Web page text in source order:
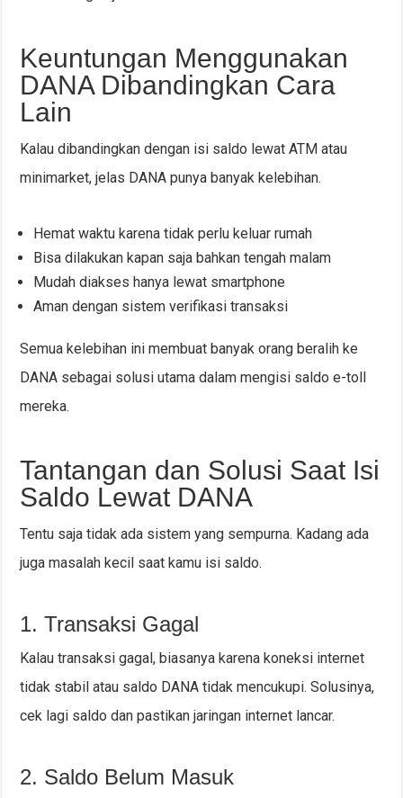
Keuntungan Menggunakan
DANA Dibandingkan Cara
Lain
Kalau dibandingkan dengan isi saldo lewat ATM atau
minimarket, jelas DANA punya banyak kelebihan.
Hemat waktu karena tidak perlu keluar rumah
Bisa dilakukan kapan saja bahkan tengah malam
Mudah diakses hanya lewat smartphone
Aman dengan sistem verifikasi transaksi
Semua kelebihan ini membuat banyak orang beralih ke
DANA sebagai solusi utama dalam mengisi saldo e-toll
mereka.
Tantangan dan Solusi Saat Isi
Saldo Lewat DANA
Tentu saja tidak ada sistem yang sempurna. Kadang ada
juga masalah kecil saat kamu isi saldo.
1. Transaksi Gagal
Kalau transaksi gagal, biasanya karena koneksi internet
tidak stabil atau saldo DANA tidak mencukupi. Solusinya,
cek lagi saldo dan pastikan jaringan internet lancar.
2. Saldo Belum Masuk